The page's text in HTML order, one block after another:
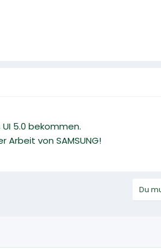
5.0 bekommen.
Arbeit von SAMSUNG!
Du